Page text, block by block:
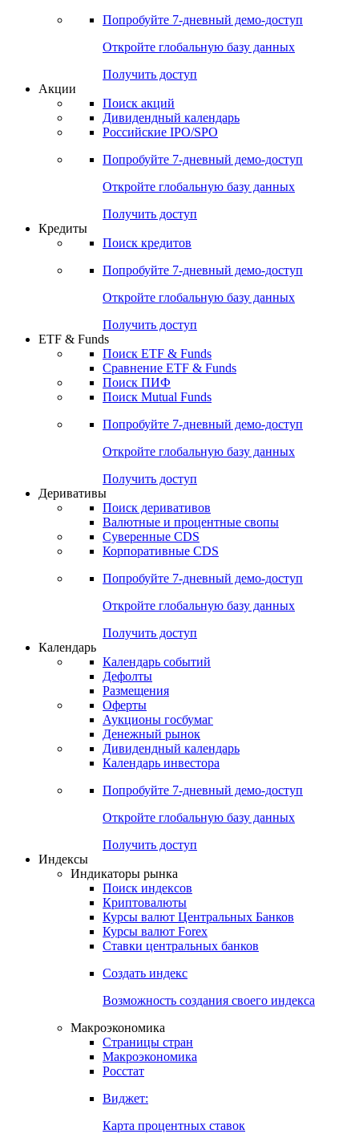
Попробуйте 7-дневный демо-доступ
Откройте глобальную базу данных
Получить доступ
Акции
Поиск акций
Дивидендный календарь
Российские IPO/SPO
Попробуйте 7-дневный демо-доступ
Откройте глобальную базу данных
Получить доступ
Кредиты
Поиск кредитов
Попробуйте 7-дневный демо-доступ
Откройте глобальную базу данных
Получить доступ
ETF & Funds
Поиск ETF & Funds
Сравнение ETF & Funds
Поиск ПИФ
Поиск Mutual Funds
Попробуйте 7-дневный демо-доступ
Откройте глобальную базу данных
Получить доступ
Деривативы
Поиск деривативов
Валютные и процентные свопы
Суверенные CDS
Корпоративные CDS
Попробуйте 7-дневный демо-доступ
Откройте глобальную базу данных
Получить доступ
Календарь
Календарь событий
Дефолты
Размещения
Оферты
Аукционы госбумаг
Денежный рынок
Дивидендный календарь
Календарь инвестора
Попробуйте 7-дневный демо-доступ
Откройте глобальную базу данных
Получить доступ
Индексы
Индикаторы рынка
Поиск индексов
Криптовалюты
Курсы валют Центральных Банков
Курсы валют Forex
Ставки центральных банков
Создать индекс
Возможность создания своего индекса
Макроэкономика
Страницы стран
Макроэкономика
Росстат
Виджет:
Карта процентных ставок